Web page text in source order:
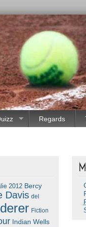
Regards
2012 Bercy
Davis del
Fiction
Indian Wells